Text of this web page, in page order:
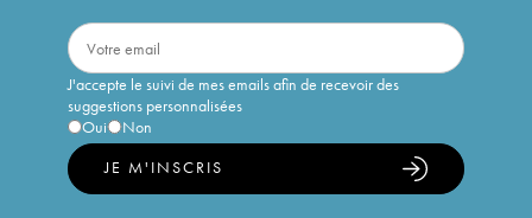
J'accepte le suivi de mes emails afin de recevoir des
suggestions personnalisées
Oui
Non
JE M'INSCRIS